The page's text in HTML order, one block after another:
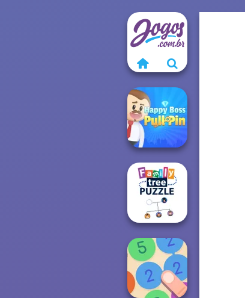
Happy Boss Pull
Pin
Family Tree
Puzzle